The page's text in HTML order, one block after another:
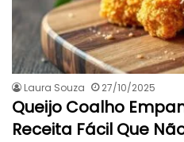
Laura Souza 27/10/2025
Queijo Coalho
Receita Fácil Que